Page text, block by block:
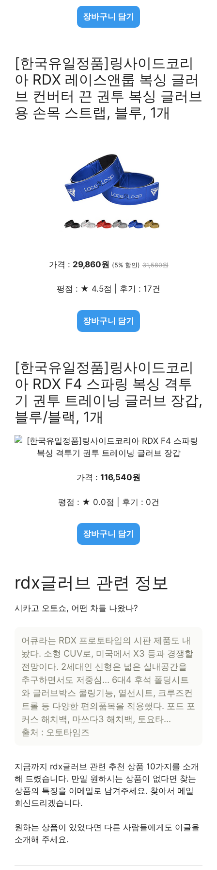
장바구니 담기
[한국유일정품]링사이드코리
아 RDX 레이스앤룹 복싱 글러
브 컨버터 끈 권투 복싱 글러브
용 손목 스트랩, 블루, 1개
가격 : 29,860원 (5% 할인) 31,580원
평점 : ★ 4.5점 | 후기 : 17건
장바구니 담기
[한국유일정품]링사이드코리
아 RDX F4 스파링 복싱 격투
기 권투 트레이닝 글러브 장갑,
블루/블랙, 1개
가격 : 116,540원
평점 : ★ 0.0점 | 후기 : 0건
장바구니 담기
rdx글러브 관련 정보
시카고 오토쇼, 어떤 차들 나왔나?
어큐라는 RDX 프로토타입의 시판 제품도 내
놨다. 소형 CUV로, 미국에서 X3 등과 경쟁할
전망이다. 2세대인 신형은 넓은 실내공간을
추구하면서도 저중심… 6대4 후석 폴딩시트
와 글러브박스 쿨링기능, 열선시트, 크루즈컨
트롤 등 다양한 편의품목을 적용했다. 포드 포
커스 해치백, 마쓰다3 해치백, 토요타…
출처 : 오토타임즈
지금까지 rdx글러브 관련 추천 상품 10가지를 소개
해 드렸습니다. 만일 원하시는 상품이 없다면 찾는
상품의 특징을 이메일로 남겨주세요. 찾아서 메일
회신드리겠습니다.
원하는 상품이 있었다면 다른 사람들에게도 이글을
소개해 주세요.